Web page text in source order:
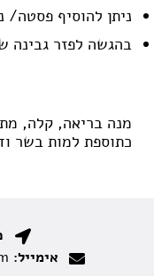
ניתן להוסיף פסטה/
בהגשה לפזר גבינה
מנה בריאה, קלה,
כתוספת למות בשר
אימייל: